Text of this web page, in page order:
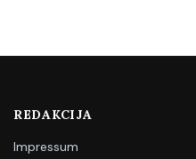
REDAKCIJA
Impressum